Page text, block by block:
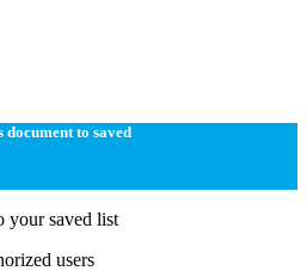
document to saved
your saved list
users